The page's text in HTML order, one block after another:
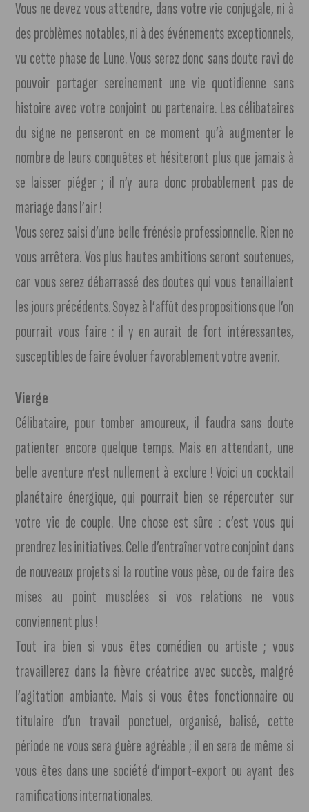
Vous ne devez vous attendre, dans votre vie conjugale, ni à
des problèmes notables, ni à des événements exceptionnels,
vu cette phase de Lune. Vous serez donc sans doute ravi de
pouvoir partager sereinement une vie quotidienne sans
histoire avec votre conjoint ou partenaire. Les célibataires
du signe ne penseront en ce moment qu’à augmenter le
nombre de leurs conquêtes et hésiteront plus que jamais à
se laisser piéger ; il n’y aura donc probablement pas de
mariage dans l’air !
Vous serez saisi d’une belle frénésie professionnelle. Rien ne
vous arrêtera. Vos plus hautes ambitions seront soutenues,
car vous serez débarrassé des doutes qui vous tenaillaient
les jours précédents. Soyez à l’affût des propositions que l’on
pourrait vous faire : il y en aurait de fort intéressantes,
susceptibles de faire évoluer favorablement votre avenir.
Vierge
Célibataire, pour tomber amoureux, il faudra sans doute
patienter encore quelque temps. Mais en attendant, une
belle aventure n’est nullement à exclure ! Voici un cocktail
planétaire énergique, qui pourrait bien se répercuter sur
votre vie de couple. Une chose est sûre : c’est vous qui
prendrez les initiatives. Celle d’entraîner votre conjoint dans
de nouveaux projets si la routine vous pèse, ou de faire des
mises au point musclées si vos relations ne vous
conviennent plus !
Tout ira bien si vous êtes comédien ou artiste ; vous
travaillerez dans la fièvre créatrice avec succès, malgré
l’agitation ambiante. Mais si vous êtes fonctionnaire ou
titulaire d’un travail ponctuel, organisé, balisé, cette
période ne vous sera guère agréable ; il en sera de même si
vous êtes dans une société d’import-export ou ayant des
ramifications internationales.